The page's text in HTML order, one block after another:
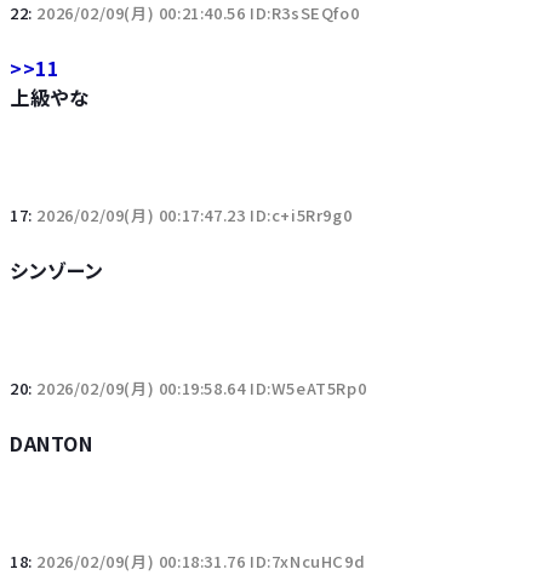
22: 2026/02/09(月) 00:21:40.56 ID:R3sSEQfo0
>>11
上級やな
17: 2026/02/09(月) 00:17:47.23 ID:c+i5Rr9g0
シンゾーン
20: 2026/02/09(月) 00:19:58.64 ID:W5eAT5Rp0
DANTON
18: 2026/02/09(月) 00:18:31.76 ID:7xNcuHC9d